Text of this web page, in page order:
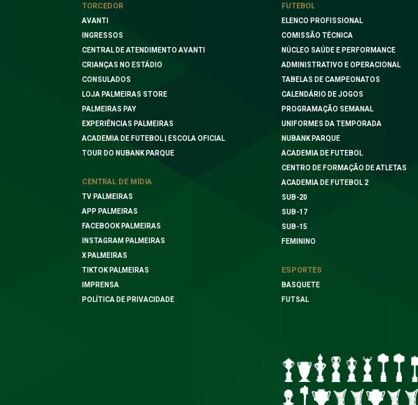
TORCEDOR
AVANTI
INGRESSOS
CENTRAL DE ATENDIMENTO AVANTI
CRIANÇAS NO ESTÁDIO
CONSULADOS
LOJA PALMEIRAS STORE
PALMEIRAS PAY
EXPERIÊNCIAS PALMEIRAS
ACADEMIA DE FUTEBOL | ESCOLA OFICIAL
TOUR DO NUBANK PARQUE
CENTRAL DE MÍDIA
TV PALMEIRAS
APP PALMEIRAS
FACEBOOK PALMEIRAS
INSTAGRAM PALMEIRAS
X PALMEIRAS
TIKTOK PALMEIRAS
IMPRENSA
POLÍTICA DE PRIVACIDADE
FUTEBOL
ELENCO PROFISSIONAL
COMISSÃO TÉCNICA
NÚCLEO SAÚDE E PERFORMANCE
ADMINISTRATIVO E OPERACIONAL
TABELAS DE CAMPEONATOS
CALENDÁRIO DE JOGOS
PROGRAMAÇÃO SEMANAL
UNIFORMES DA TEMPORADA
NUBANK PARQUE
ACADEMIA DE FUTEBOL
CENTRO DE FORMAÇÃO DE ATLETAS
ACADEMIA DE FUTEBOL 2
SUB-20
SUB-17
SUB-15
FEMININO
ESPORTES
BASQUETE
FUTSAL